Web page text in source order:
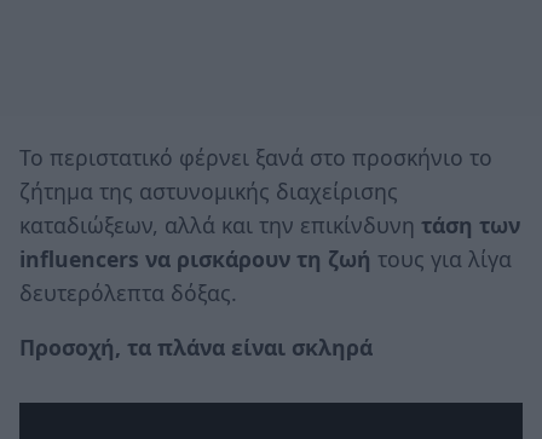
Το περιστατικό φέρνει ξανά στο προσκήνιο το
ζήτημα της αστυνομικής διαχείρισης
καταδιώξεων, αλλά και την επικίνδυνη τάση των
influencers να ρισκάρουν τη ζωή τους για λίγα
δευτερόλεπτα δόξας.
Προσοχή, τα πλάνα είναι σκληρά